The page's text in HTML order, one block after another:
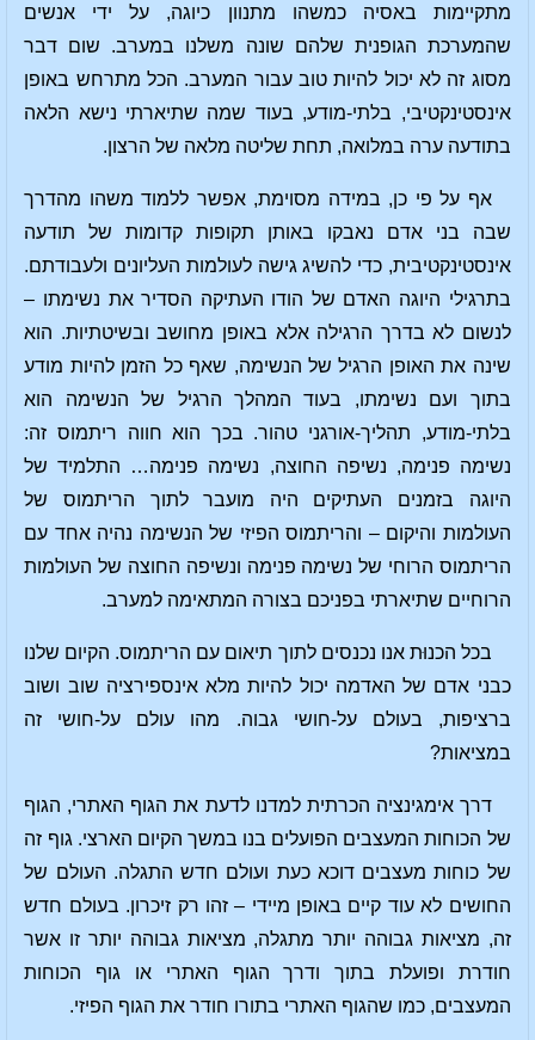
מתקיימות באסיה כמשהו מתנוון כיוגה, על ידי אנשים
שהמערכת הגופנית שלהם שונה משלנו במערב. שום דבר
מסוג זה לא יכול להיות טוב עבור המערב. הכל מתרחש באופן
אינסטינקטיבי, בלתי-מודע, בעוד שמה שתיארתי נישא הלאה
בתודעה ערה במלואה, תחת שליטה מלאה של הרצון.
אף על פי כן, במידה מסוימת, אפשר ללמוד משהו מהדרך
שבה בני אדם נאבקו באותן תקופות קדומות של תודעה
אינסטינקטיבית, כדי להשיג גישה לעולמות העליונים ולעבודתם.
בתרגילי היוגה האדם של הודו העתיקה הסדיר את נשימתו –
לנשום לא בדרך הרגילה אלא באופן מחושב ובשיטתיות. הוא
שינה את האופן הרגיל של הנשימה, שאף כל הזמן להיות מודע
בתוך ועם נשימתו, בעוד המהלך הרגיל של הנשימה הוא
בלתי-מודע, תהליך-אורגני טהור. בכך הוא חווה ריתמוס זה:
נשימה פנימה, נשיפה החוצה, נשימה פנימה… התלמיד של
היוגה בזמנים העתיקים היה מועבר לתוך הריתמוס של
העולמות והיקום – והריתמוס הפיזי של הנשימה נהיה אחד עם
הריתמוס הרוחי של נשימה פנימה ונשיפה החוצה של העולמות
הרוחיים שתיארתי בפניכם בצורה המתאימה למערב.
בכל הכנוּת אנו נכנסים לתוך תיאום עם הריתמוס. הקיום שלנו
כבני אדם של האדמה יכול להיות מלא אינספירציה שוב ושוב
ברציפות, בעולם על-חושי גבוה. מהו עולם על-חושי זה
במציאות?
דרך אימגינציה הכרתית למדנו לדעת את הגוף האתרי, הגוף
של הכוחות המעצבים הפועלים בנו במשך הקיום הארצי. גוף זה
של כוחות מעצבים דוכא כעת ועולם חדש התגלה. העולם של
החושים לא עוד קיים באופן מיידי – זהו רק זיכרון. בעולם חדש
זה, מציאות גבוהה יותר מתגלה, מציאות גבוהה יותר זו אשר
חודרת ופועלת בתוך ודרך הגוף האתרי או גוף הכוחות
המעצבים, כמו שהגוף האתרי בתורו חודר את הגוף הפיזי.